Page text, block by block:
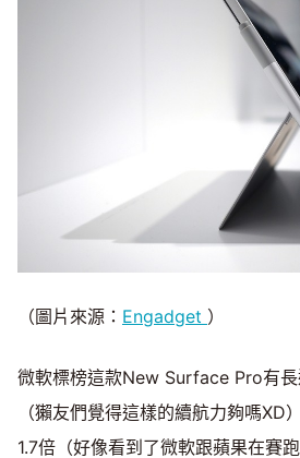
（圖片來源： Engadget ）
微軟標榜這款New Surface Pro有
（獺友們覺得這樣的續航力夠嗎XD
1.7倍（好像看到了微軟跟蘋果在賽